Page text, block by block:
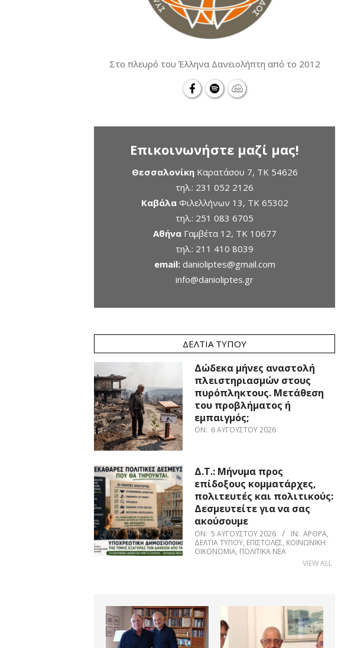
Στο πλευρό του Έλληνα Δανειολήπτη από το 2012
Επικοινωνήστε μαζί μας!
ΘεσσαλονίκηΚαρατάσου 7, TK 54626
τηλ.: 231 052 2126
ΚαβάλαΦιλελλήνων 13, ΤΚ 65302
τηλ.: 251 083 6705
ΑθήναΓαμβέτα 12, ΤΚ 10677
τηλ.: 211 410 8039
email: danioliptes@gmail.com
info@danioliptes.gr
ΔΕΛΤΊΑ ΤΎΠΟΥ
Δώδεκα μήνες αναστολή
πλειστηριασμών στους
πυρόπληκτους. Μετάθεση
του προβλήματος ή
εμπαιγμός;
ON: 6 ΑΥΓΟΎΣΤΟΥ 2026
Δ.Τ.: Μήνυμα προς
επίδοξους κομματάρχες,
πολιτευτές και πολιτικούς:
Δεσμευτείτε για να σας
ακούσουμε
ON: 5 ΑΥΓΟΎΣΤΟΥ 2026 IN: ΆΡΘΡΑ,
ΔΕΛΤΊΑ ΤΎΠΟΥ, ΕΠΙΣΤΟΛΈΣ, ΚΟΙΝΩΝΙΚΉ
ΟΙΚΟΝΟΜΊΑ, ΠΟΛΙΤΙΚΆ ΝΈΑ
VIEW ALL